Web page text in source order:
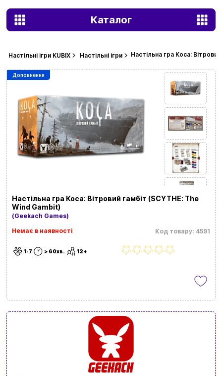
Каталог
Настільні ігри KUBIX Настільні ігри Настільна гра Коса:
Доповнення
Настільна гра Коса: Вітровий гамбіт (SCYTHE: The
Wind Gambit)
(Geekach Games)
Код товару: 4591
Немає в наявності
1-7 > 60хв. 12+